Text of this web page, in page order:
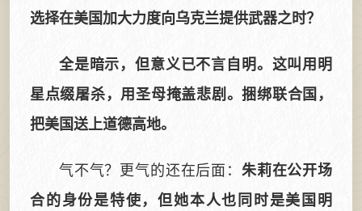
选择在美国加大力度向乌克兰提供武器之时？
全是暗示，但意义已不言自明。这叫用明
星点缀屠杀，用圣母掩盖悲剧。捆绑联合国，
把美国送上道德高地。
气不气？更气的还在后面： 朱莉在公开场
合的身份是特使，但她本人也同时是美国明